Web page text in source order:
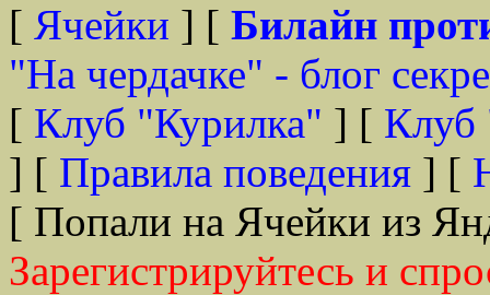
[ Ячейки ] [ Билайн
"На чердачке" - блог
[ Клуб "Курилка" ] [ Клуб
] [ Правила поведения ] [
[ Попали на Ячейки из
Зарегистрируйтесь и